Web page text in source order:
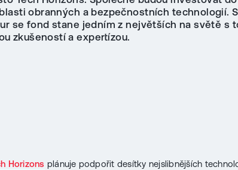
obranných a bezpečnostních technologií.
se fond stane jedním z největších na světě s
zkušeností a expertízou.
Horizons plánuje podpořit desítky nejslibnějších